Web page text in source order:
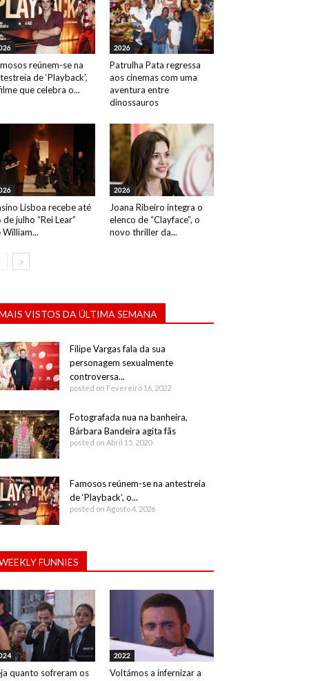
reúnem-se na
de ‘Playback’,
que celebra o...
2026
Patrulha Pata regressa
aos cinemas com uma
aventura entre
dinossauros
Lisboa recebe até
de julho “Rei Lear”
William...
2026
Joana Ribeiro integra o
elenco de “Clayface”, o
novo thriller da...
VISTOS DA ÚLTIMA SEMANA
Filipe Vargas fala da sua
personagem sexualmente
controversa...
posted on Fevereiro 16, 2022
Fotografada nua na banheira,
Bárbara Bandeira agita fãs
posted on Abril 15, 2020
Famosos reúnem-se na antestreia
de ‘Playback’, o...
posted on Agosto 4, 2026
FUNNIES
quanto sofreram os
2022
Voltámos a infernizar a